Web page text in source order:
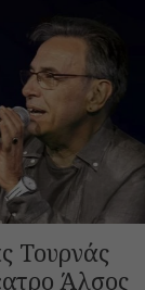
Τουρνάς
Άλσος